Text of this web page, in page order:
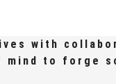
with
mind to forge